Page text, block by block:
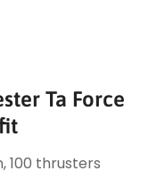
Ta Force
100 thrusters